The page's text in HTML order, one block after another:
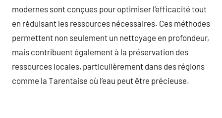
modernes sont conçues pour optimiser l’efficacité tout
en réduisant les ressources nécessaires. Ces méthodes
permettent non seulement un nettoyage en profondeur,
mais contribuent également à la préservation des
ressources locales, particulièrement dans des régions
comme la Tarentaise où l’eau peut être précieuse.